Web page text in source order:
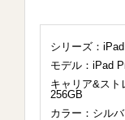
シリーズ：
モデル：iPad
キャリア&スト
256GB
カラー：シル